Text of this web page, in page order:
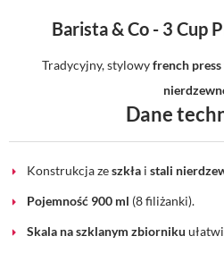
Barista & Co - 3 Cup
Tradycyjny, stylowyfrench press
Dane
Konstrukcja zeszkła i stali
Pojemność 900 ml (8 filiżanki).
Skala na szklanym zbiorniku